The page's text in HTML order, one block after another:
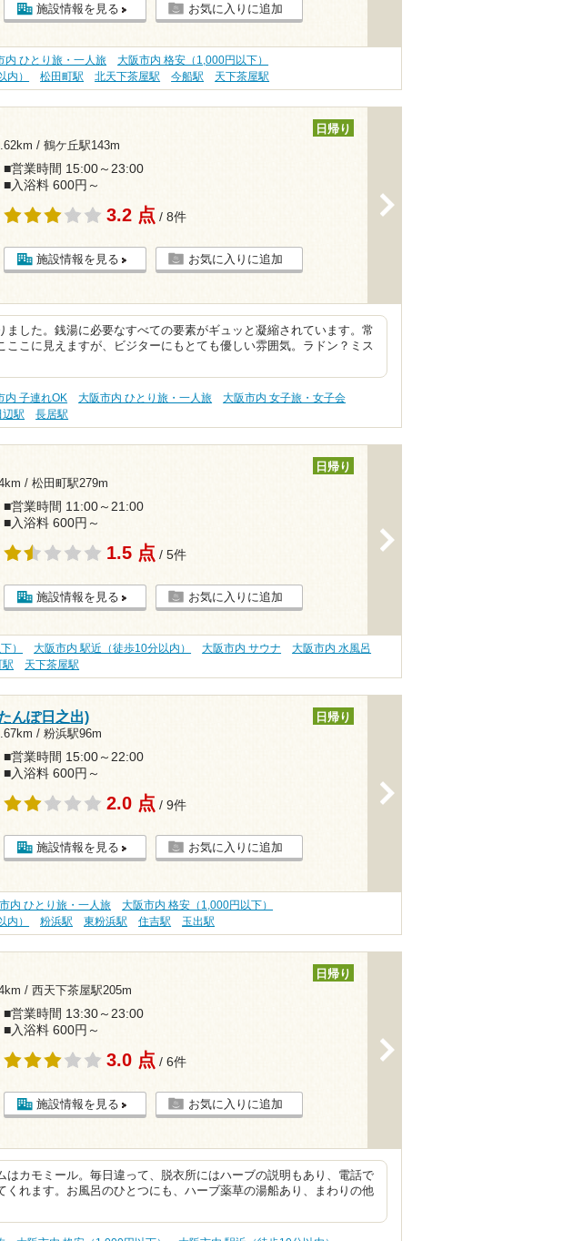
施設情報を見る お気に入りに追加
内 ひとり旅・一人旅
大阪市内 格安（1,000円以下）
）
松田町駅 北天下茶屋駅 今船駅 天下茶屋駅
/ 鶴ケ丘駅143m
日帰り
■営業時間 15:00～23:00
■入浴料 600円～
3.2 点 / 8件
施設情報を見る お気に入りに追加
ました。銭湯に必要なすべての要素がギュッと凝縮されています。常
ここに見えますが、ビジターにもとても優しい雰囲気。ラドン？ミス
内 子連れOK 大阪市内 ひとり旅・一人旅
大阪市内 女子旅・女子会
辺駅 長居駅
/ 松田町駅279m
日帰り
■営業時間 11:00～21:00
■入浴料 600円～
1.5 点 / 5件
施設情報を見る お気に入りに追加
） 大阪市内 駅近（徒歩10分以内） 大阪市内 サウナ
大阪市内 水風呂
駅 天下茶屋駅
んぽ日之出)
/ 粉浜駅96m
日帰り
■営業時間 15:00～22:00
■入浴料 600円～
2.0 点 / 9件
施設情報を見る お気に入りに追加
内 ひとり旅・一人旅
大阪市内 格安（1,000円以下）
）
粉浜駅 東粉浜駅 住吉駅 玉出駅
/ 西天下茶屋駅205m
日帰り
■営業時間 13:30～23:00
■入浴料 600円～
3.0 点 / 6件
施設情報を見る お気に入りに追加
はカモミール。毎日違って、脱衣所にはハーブの説明もあり、電話で
くれます。お風呂のひとつにも、ハーブ薬草の湯船あり、まわりの他